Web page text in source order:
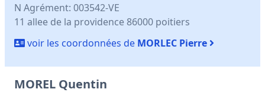
N Agrément: 003542-VE
11 allee de la providence 86000 poitiers
voir les coordonnées de MORLEC Pierre
MOREL Quentin